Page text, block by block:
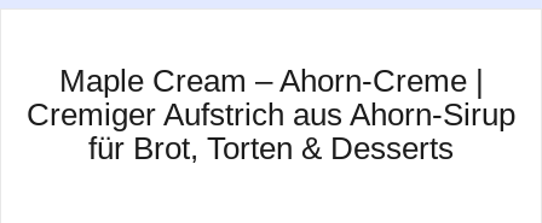
Maple Cream – Ahorn-Creme |
Cremiger Aufstrich aus Ahorn-Sirup
für Brot, Torten & Desserts